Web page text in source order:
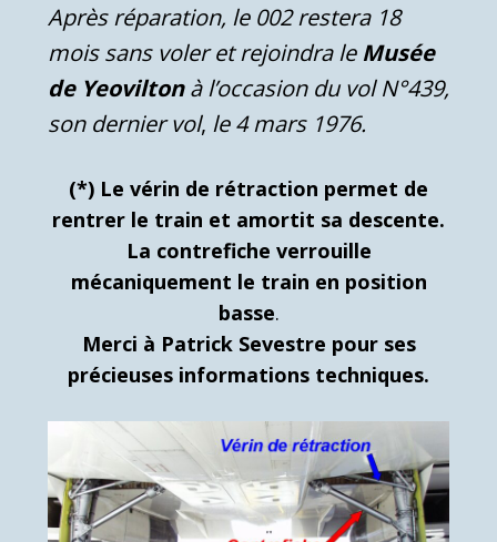
Après réparation, le 002 restera 18
mois sans voler et rejoindra le Musée
de Yeoviltonà l’occasion du vol N°439,
son dernier vol, le 4 mars 1976.
(*) Le vérin de rétraction permet de
rentrer le train et amortit sa descente.
La contrefiche verrouille
mécaniquement le train en position
basse.
Merci à Patrick Sevestre pour ses
précieuses informations techniques.